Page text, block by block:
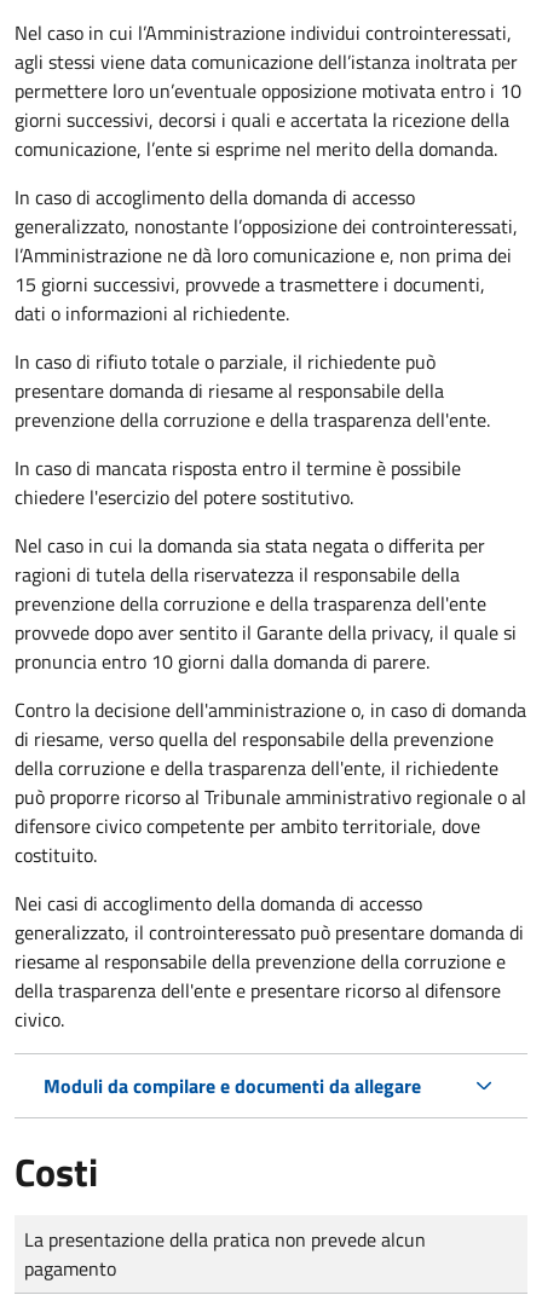
Nel caso in cui l’Amministrazione individui controinteressati,
agli stessi viene data comunicazione dell’istanza inoltrata per
permettere loro un’eventuale opposizione motivata entro i 10
giorni successivi, decorsi i quali e accertata la ricezione della
comunicazione, l’ente si esprime nel merito della domanda.
In caso di accoglimento della domanda di accesso
generalizzato, nonostante l’opposizione dei controinteressati,
l’Amministrazione ne dà loro comunicazione e, non prima dei
15 giorni successivi, provvede a trasmettere i documenti,
dati o informazioni al richiedente.
In caso di rifiuto totale o parziale, il richiedente può
presentare domanda di riesame al responsabile della
prevenzione della corruzione e della trasparenza dell'ente.
In caso di mancata risposta entro il termine è possibile
chiedere l'esercizio del potere sostitutivo.
Nel caso in cui la domanda sia stata negata o differita per
ragioni di tutela della riservatezza il responsabile della
prevenzione della corruzione e della trasparenza dell'ente
provvede dopo aver sentito il Garante della privacy, il quale si
pronuncia entro 10 giorni dalla domanda di parere.
Contro la decisione dell'amministrazione o, in caso di domanda
di riesame, verso quella del responsabile della prevenzione
della corruzione e della trasparenza dell'ente, il richiedente
può proporre ricorso al Tribunale amministrativo regionale o al
difensore civico competente per ambito territoriale, dove
costituito.
Nei casi di accoglimento della domanda di accesso
generalizzato, il controinteressato può presentare domanda di
riesame al responsabile della prevenzione della corruzione e
della trasparenza dell'ente e presentare ricorso al difensore
civico.
Moduli da compilare e documenti da allegare
Costi
Tipo di pagamento
Importo
La presentazione della pratica non prevede alcun
pagamento